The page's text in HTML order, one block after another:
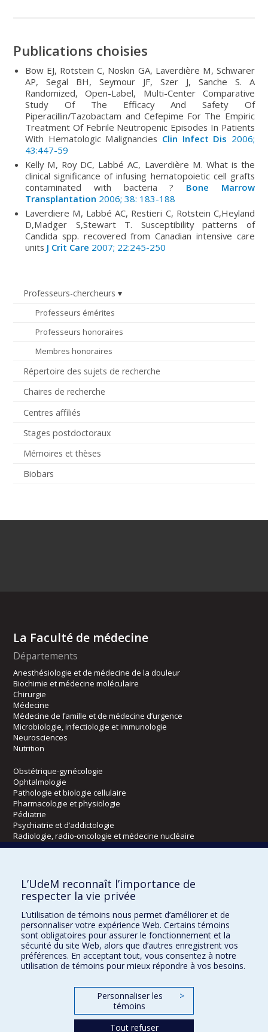
Professeurs-chercheurs
Professeurs émérites
Professeurs honoraires
Membres honoraires
Répertoire des sujets de recherche
Chaires de recherche
Centres affiliés
Stages postdoctoraux
Mémoires et thèses
Biobars
Publications choisies
Bow EJ, Rotstein C, Noskin GA, Laverdière M, Schwarer
AP, Segal BH, Seymour JF, Szer J, Sanche S. A
Randomized, Open-Label, Multi-Center Comparative
Study Of The Efficacy And Safety Of
Piperacillin/Tazobactam and Cefepime For The Empiric
Treatment Of Febrile Neutropenic Episodes In Patients
With Hematologic Malignancies Clin Infect Dis 2006;
43:447-59
Kelly M, Roy DC, Labbé AC, Laverdière M. What is the
clinical significance of infusing hematopoietic cell grafts
contaminated with bacteria ? Bone Marrow
Transplantation 2006; 38: 183-188
Laverdiere M, Labbé AC, Restieri C, Rotstein C,Heyland
D,Madger S,Stewart T. Susceptibility patterns of
Candida spp. recovered from Canadian intensive care
units J Crit Care 2007; 22:245-250
La Faculté de médecine
Départements
Anesthésiologie et de médecine de la douleur
Biochimie et médecine moléculaire
Chirurgie
Médecine
Médecine de famille et de médecine d’urgence
Microbiologie, infectiologie et immunologie
Neurosciences
Nutrition
Obstétrique-gynécologie
Ophtalmologie
Pathologie et biologie cellulaire
Pharmacologie et physiologie
Pédiatrie
Psychiatrie et d’addictologie
Radiologie, radio-oncologie et médecine nucléaire
Kinésiologie et des sciences de l’activité physique
Orthophonie et audiologie
Réadaptation
Directions
DPC
CPASS
L’UdeM reconnaît l’importance de
respecter la vie privée
L’utilisation de témoins nous permet d’améliorer et de
personnaliser votre expérience Web. Certains témoins
sont obligatoires pour assurer le fonctionnement et la
sécurité du site Web, alors que d’autres enregistrent vos
préférences. En acceptant tout, vous consentez à notre
utilisation de témoins pour mieux répondre à vos besoins.
Personnaliser les
témoins
>
Tout refuser